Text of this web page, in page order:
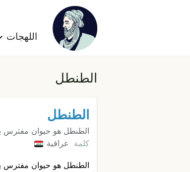
اللهجات
الطنطل
الطنطل
الطنطل هو حيوان مفترس
كلمة
عراقية
الطنطل هو حيوان مفترس